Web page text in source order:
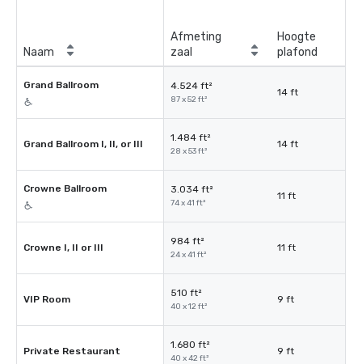
Naam
Afmeting
zaal
Hoogte
plafond
Grand Ballroom 4.524 ft²
87 x 52 ft²
14 ft
Grand Ballroom I, II, or III
1.484 ft²
28 x 53 ft²
14 ft
Crowne Ballroom 3.034 ft²
74 x 41 ft²
11 ft
Crowne I, II or III
984 ft²
24 x 41 ft²
11 ft
VIP Room
510 ft²
40 x 12 ft²
9 ft
Private Restaurant
1.680 ft²
40 x 42 ft²
9 ft